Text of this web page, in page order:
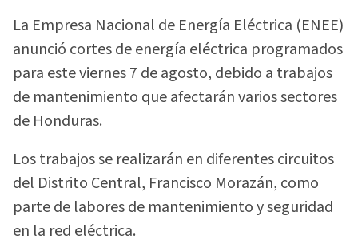
La Empresa Nacional de Energía Eléctrica (ENEE)
anunció cortes de energía eléctrica programados
para este viernes 7 de agosto, debido a trabajos
de mantenimiento que afectarán varios sectores
de Honduras.
Los trabajos se realizarán en diferentes circuitos
del Distrito Central, Francisco Morazán, como
parte de labores de mantenimiento y seguridad
en la red eléctrica.